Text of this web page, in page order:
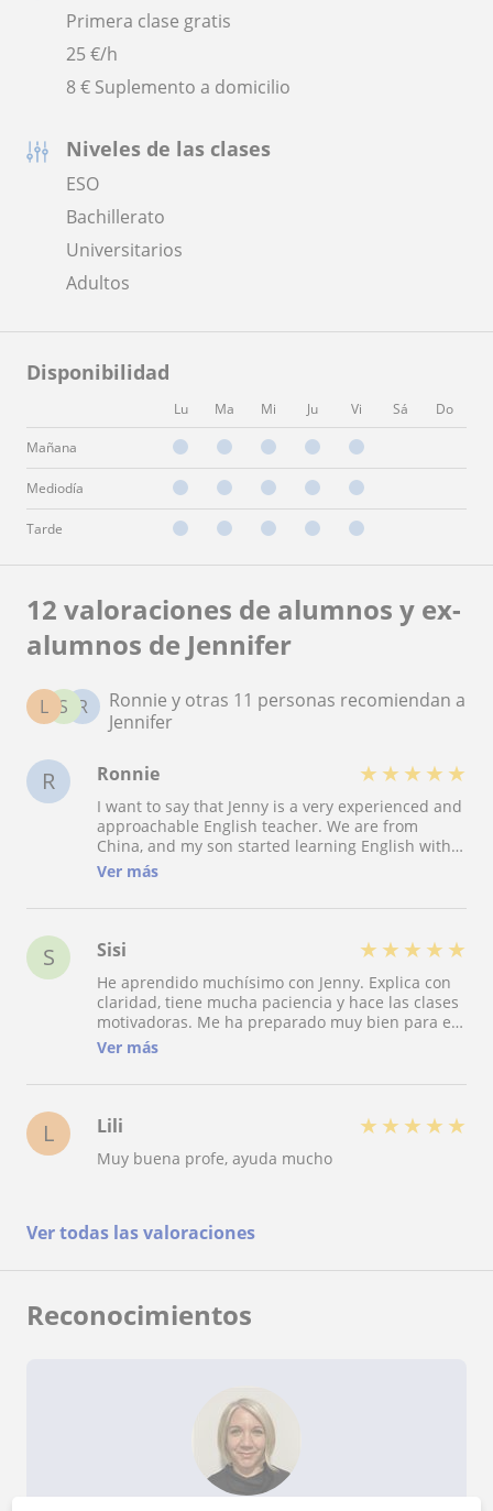
Primera clase gratis
25€/h
8 € Suplemento a domicilio
Niveles de las clases
ESO
Bachillerato
Universitarios
Adultos
Disponibilidad
Lu Ma Mi Ju Vi Sá Do
Mañana
Mediodía
Tarde
12 valoraciones de alumnos y ex-
alumnos de Jennifer
R
S
L
Ronnie y otras 11 personas recomiendan a
Jennifer
R Ronnie ★ ★ ★ ★ ★
I want to say that Jenny is a very experienced and
approachable English teacher. We are from
China, and my son started learning English with
Jenny two years ago. At that time, his English level
IELTS exam and got a score of 7. We are so lucky
Ver más
S Sisi ★ ★ ★ ★ ★
He aprendido muchísimo con Jenny. Explica con
claridad, tiene mucha paciencia y hace las clases
motivadoras. Me ha preparado muy bien para el
IELTS y sobretodo he mejorado mucho en mi
recomiendo muchísimo!
Ver más
L Lili ★ ★ ★ ★ ★
Muy buena profe, ayuda mucho
Ver todas las valoraciones
Reconocimientos